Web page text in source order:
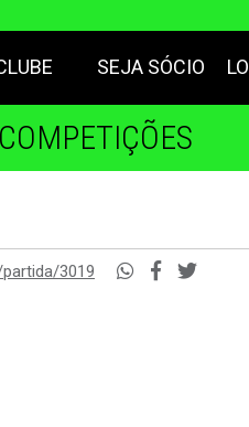
SEJA SÓCIO
COMPETIÇÕES
3019